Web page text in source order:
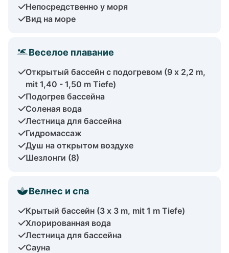
Непосредственно у моря
Вид на море
Веселое плавание
Открытый бассейн с подогревом (9 x 2,2 m,
mit 1,40 - 1,50 m Tiefe)
Подогрев бассейна
Соленая вода
Лестница для бассейна
Гидромассаж
Душ на открытом воздухе
Шезлонги (8)
Велнес и спа
Крытый бассейн (3 x 3 m, mit 1 m Tiefe)
Хлорированная вода
Лестница для бассейна
Сауна